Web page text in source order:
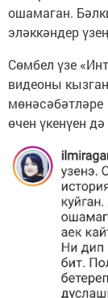
ошамаган.
эләккәндер
Сөмбел үзе
видеоны
өчен үкенүен